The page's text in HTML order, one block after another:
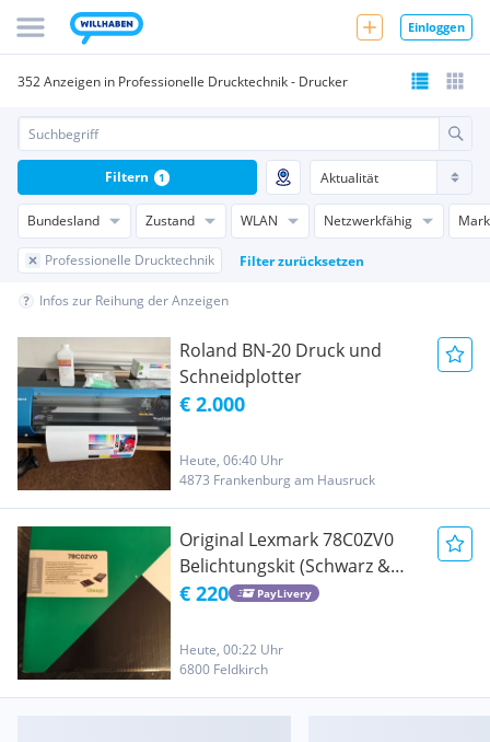
Einloggen
352 Anzeigen in Professionelle Drucktechnik - Drucker
Bundesland Zustand WLAN Netzwerkfähig
Professionelle Drucktechnik Filter zurücksetzen
Filtern 1
Infos zur Reihung der Anzeigen
Roland BN-20 Druck und
Schneidplotter
€ 2.000
Heute, 06:40 Uhr
4873 Frankenburg am Hausruck
Original Lexmark 78C0ZV0
Belichtungskit (Schwarz &
Farbe) - Neu & OVP
€ 220 PayLivery
Heute, 00:22 Uhr
6800 Feldkirch